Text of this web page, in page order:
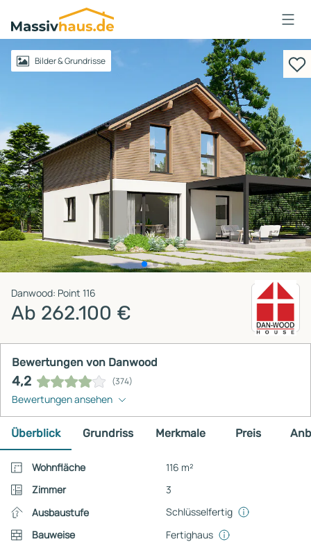
Massivhaus
Logo
AnmeldenBilder & Grundrisse
Danwood: Point 116
Ab 262.100 €
Bewertungen von Danwood
4,2 (374)
Bewertungen ansehen
Überblick Grundriss Merkmale Preis
Wohnfläche
116 m²
Zimmer
3
Ausbaustufe
Schlüsselfertig
Bauweise
Fertighaus